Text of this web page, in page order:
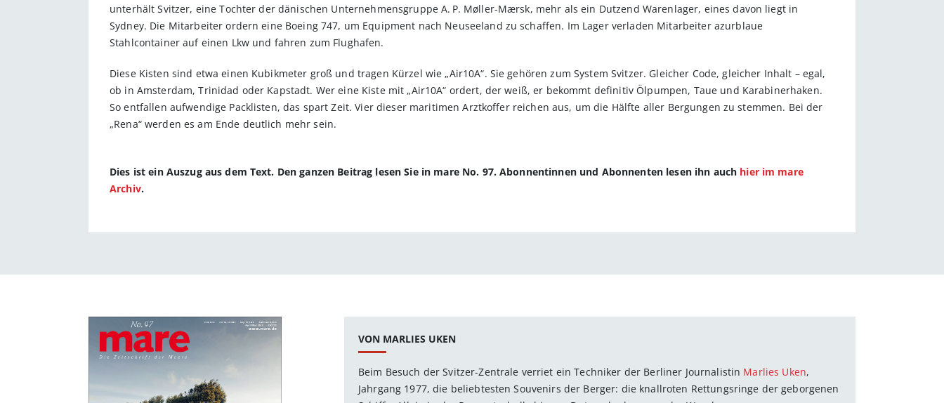
unterhält Svitzer, eine Tochter der dänischen Unternehmensgruppe A. P. Møller-Mærsk, mehr als ein Dutzend Warenlager, eines davon liegt in
Sydney. Die Mitarbeiter ordern eine Boeing 747, um Equipment nach Neuseeland zu schaffen. Im Lager verladen Mitarbeiter azurblaue
Stahlcontainer auf einen Lkw und fahren zum Flughafen.
Diese Kisten sind etwa einen Kubikmeter groß und tragen Kürzel wie „Air10A“. Sie gehören zum System Svitzer. Gleicher Code, gleicher Inhalt – egal,
ob in Amsterdam, Trinidad oder Kapstadt. Wer eine Kiste mit „Air10A“ ordert, der weiß, er bekommt definitiv Ölpumpen, Taue und Karabinerhaken.
So entfallen aufwendige Packlisten, das spart Zeit. Vier dieser maritimen Arztkoffer reichen aus, um die Hälfte aller Bergungen zu stemmen. Bei der
„Rena“ werden es am Ende deutlich mehr sein.
Dies ist ein Auszug aus dem Text. Den ganzen Beitrag lesen Sie in mare No. 97. Abonnentinnen und Abonnenten lesen ihn auch hier im mare
Archiv.
VON MARLIES UKEN
Beim Besuch der Svitzer-Zentrale verriet ein Techniker der Berliner Journalistin Marlies Uken,
Jahrgang 1977, die beliebtesten Souvenirs der Berger: die knallroten Rettungsringe der geborgenen